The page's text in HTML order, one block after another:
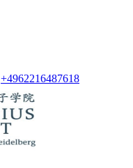
+4962216487618